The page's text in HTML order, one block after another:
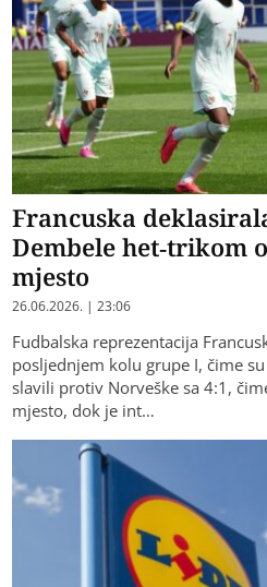
Francuska
Dembele het-trikom
mjesto
26.06.2026. | 23:06
Fudbalska reprezentacija
posljednjem kolu grupe I, čime
slavili protiv Norveške sa 4:1,
mjesto, dok je int…